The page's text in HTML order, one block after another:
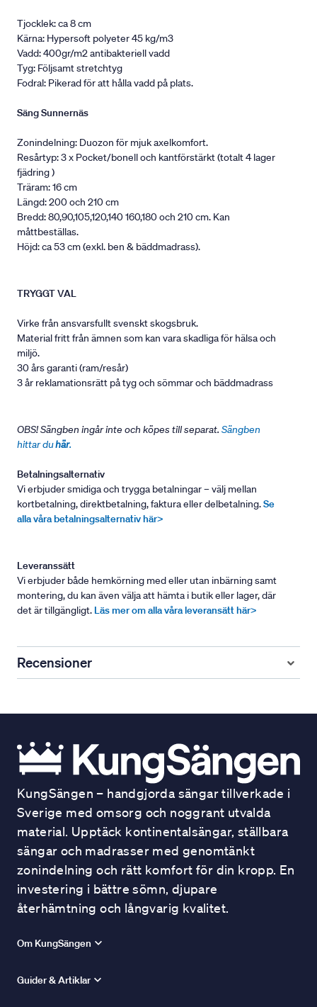
Tjocklek: ca 8 cm
Kärna: Hypersoft polyeter 45 kg/m3
Vadd: 400gr/m2 antibakteriell vadd
Tyg: Följsamt stretchtyg
Fodral: Pikerad för att hålla vadd på plats.
Säng Sunnernäs
Zonindelning: Duozon för mjuk axelkomfort.
Resårtyp: 3 x Pocket/bonell och kantförstärkt (totalt 4 lager
fjädring )
Träram: 16 cm
Längd: 200 och 210 cm
Bredd: 80,90,105,120,140 160,180 och 210 cm. Kan
måttbeställas.
Höjd: ca 53 cm (exkl. ben & bäddmadrass).
TRYGGT VAL
Virke från ansvarsfullt svenskt skogsbruk.
Material fritt från ämnen som kan vara skadliga för hälsa och
miljö.
30 års garanti (ram/resår)
3 år reklamationsrätt på tyg och sömmar och bäddmadrass
OBS! Sängben ingår inte och köpes till separat. Sängben
hittar duhär.
Betalningsalternativ
Vi erbjuder smidiga och trygga betalningar – välj mellan
kortbetalning, direktbetalning, faktura eller delbetalning.Se
alla våra betalningsalternativ här>
Leveranssätt
Vi erbjuder både hemkörning med eller utan inbärning samt
montering, du kan även välja att hämta i butik eller lager, där
det är tillgängligt. Läs mer om alla våra leveransätt här>
Recensioner
KungSängen – handgjorda sängar tillverkade i
Sverige med omsorg och noggrant utvalda
material. Upptäck kontinentalsängar, ställbara
sängar och madrasser med genomtänkt
zonindelning och rätt komfort för din kropp. En
investering i bättre sömn, djupare
återhämtning och långvarig kvalitet.
Om KungSängen
Guider & Artiklar